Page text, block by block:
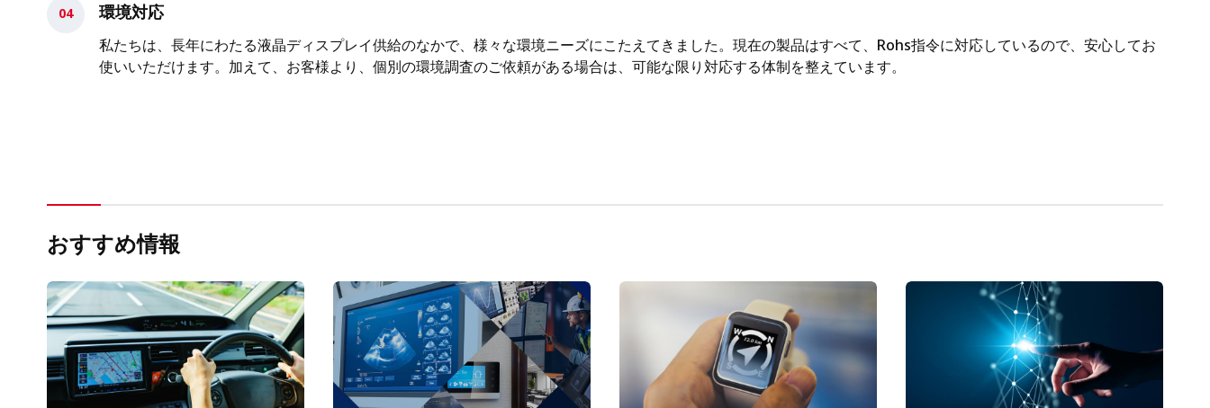
環境対応
私たちは、長年にわたる液晶ディスプレイ供給のなかで、様々な環境ニーズにこたえてきました。現在の製品はすべて、Rohs指令に対応しているので、安心してお
使いいただけます。加えて、お客様より、個別の環境調査のご依頼がある場合は、可能な限り対応する体制を整えています。
おすすめ情報